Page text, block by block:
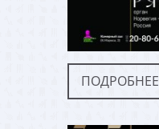
ПОДРОБНЕЕ